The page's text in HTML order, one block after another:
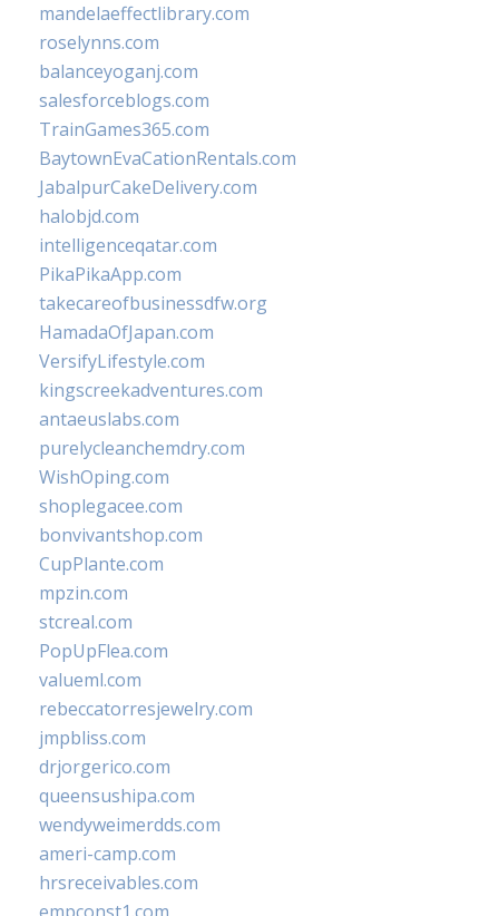
mandelaeffectlibrary.com
roselynns.com
balanceyoganj.com
salesforceblogs.com
TrainGames365.com
BaytownEvaCationRentals.com
JabalpurCakeDelivery.com
halobjd.com
intelligenceqatar.com
PikaPikaApp.com
takecareofbusinessdfw.org
HamadaOfJapan.com
VersifyLifestyle.com
kingscreekadventures.com
antaeuslabs.com
purelycleanchemdry.com
WishOping.com
shoplegacee.com
bonvivantshop.com
CupPlante.com
mpzin.com
stcreal.com
PopUpFlea.com
valueml.com
rebeccatorresjewelry.com
jmpbliss.com
drjorgerico.com
queensushipa.com
wendyweimerdds.com
ameri-camp.com
hrsreceivables.com